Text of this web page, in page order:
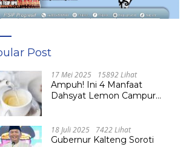
Post
17 Mei 2025 15892 Lihat
Ampuh! Ini 4 Manfaat
Dahsyat Lemon Campur
18 Juli 2025 7422 Lihat
Gubernur Kalteng Soroti